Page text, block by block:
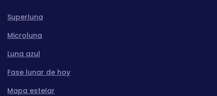
Superluna
Microluna
Luna azul
Fase lunar de hoy
Mapa estelar